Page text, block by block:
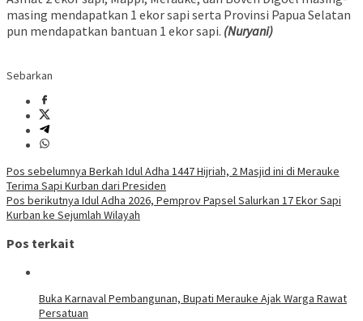
masing mendapatkan 1 ekor sapi serta Provinsi Papua Selatan
pun mendapatkan bantuan 1 ekor sapi. (Nuryani)
Sebarkan
Navigasi
pos
Pos sebelumnya Berkah Idul Adha 1447 Hijriah, 2 Masjid ini di Merauke
Terima Sapi Kurban dari Presiden
Pos berikutnya Idul Adha 2026, Pemprov Papsel Salurkan 17 Ekor Sapi
Kurban ke Sejumlah Wilayah
Pos terkait
Buka Karnaval Pembangunan, Bupati Merauke Ajak Warga Rawat
Persatuan